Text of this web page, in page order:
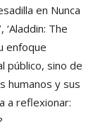
en Nunca
‘Aladdin: The
enfoque
público, sino de
humanos y sus
a reflexionar: